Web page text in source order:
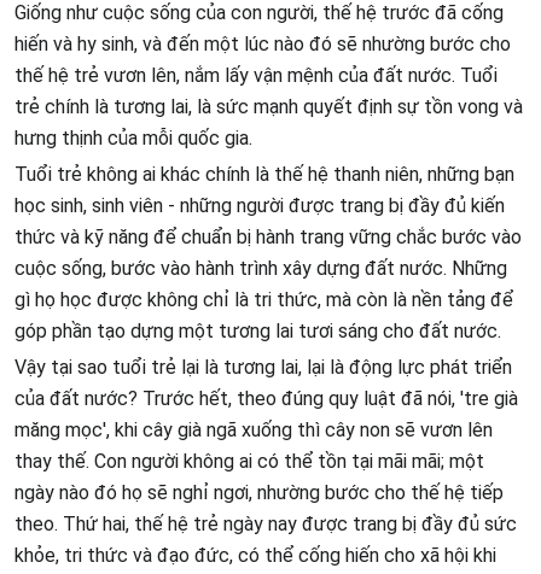
Giống như cuộc sống của con người, thế hệ trước đã cống
hiến và hy sinh, và đến một lúc nào đó sẽ nhường bước cho
thế hệ trẻ vươn lên, nắm lấy vận mệnh của đất nước. Tuổi
trẻ chính là tương lai, là sức mạnh quyết định sự tồn vong và
hưng thịnh của mỗi quốc gia.
Tuổi trẻ không ai khác chính là thế hệ thanh niên, những bạn
học sinh, sinh viên - những người được trang bị đầy đủ kiến
thức và kỹ năng để chuẩn bị hành trang vững chắc bước vào
cuộc sống, bước vào hành trình xây dựng đất nước. Những
gì họ học được không chỉ là tri thức, mà còn là nền tảng để
góp phần tạo dựng một tương lai tươi sáng cho đất nước.
Vậy tại sao tuổi trẻ lại là tương lai, lại là động lực phát triển
của đất nước? Trước hết, theo đúng quy luật đã nói, 'tre già
măng mọc', khi cây già ngã xuống thì cây non sẽ vươn lên
thay thế. Con người không ai có thể tồn tại mãi mãi; một
ngày nào đó họ sẽ nghỉ ngơi, nhường bước cho thế hệ tiếp
theo. Thứ hai, thế hệ trẻ ngày nay được trang bị đầy đủ sức
khỏe, tri thức và đạo đức, có thể cống hiến cho xã hội khi